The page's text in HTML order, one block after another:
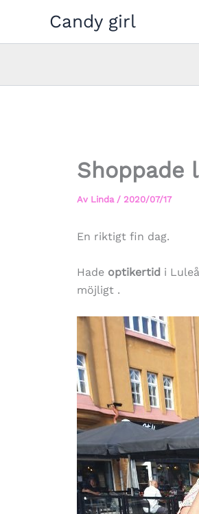
innehåll
Candy girl
Shoppade
Av Linda / 2020/07/17
En riktigt fin dag.
Hade optikertid i
möjligt .